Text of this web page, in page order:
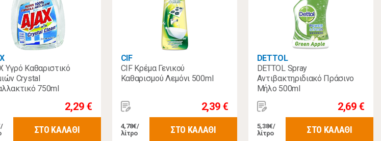
Υγρό Καθαριστικό
Crystal
750ml
2,29 €
ΣΤΟ ΚΑΛΑΘΙ
CIF
CIF Κρέμα Γενικού
Καθαρισμού Λεμόνι 500ml
2,39 €
4,78€/
λίτρο
ΣΤΟ ΚΑΛΑΘΙ
DETTOL
DETTOL Spray
Αντιβακτηριδιακό Πράσινο
Μήλο 500ml
2,69 €
5,38€/
λίτρο
ΣΤΟ ΚΑΛΑΘΙ